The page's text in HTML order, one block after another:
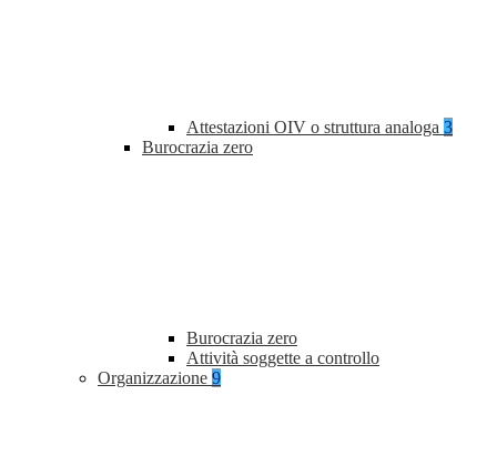
Attestazioni OIV o struttura analoga 3
Burocrazia zero
Burocrazia zero
Attività soggette a controllo
Organizzazione 9